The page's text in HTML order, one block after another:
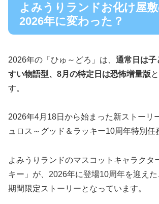
よみうりランドお化け屋
2026年に変わった？
2026年の「ひゅ～どろ」は、 通常日は子
すい物語型、8月の特定日は恐怖増量版
す。
2026年4月18日から始まった新ストーリ
ュロス～グッド＆ラッキー10周年特別任
よみうりランドのマスコットキャラクタ
キー」が、2026年に登場10周年を迎え
期間限定ストーリーとなっています。